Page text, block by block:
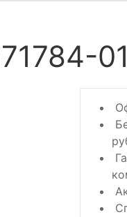
01